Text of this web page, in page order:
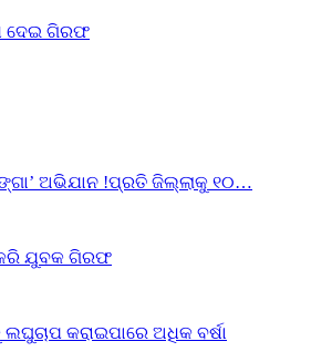
ଦେଇ ଗିରଫ
ଅଭିଯାନ !ପ୍ରତି ଜିଲ୍ଲାକୁ ୧୦…
କରି ଯୁବକ ଗିରଫ
କରାଇପାରେ ଅଧିକ ବର୍ଷା